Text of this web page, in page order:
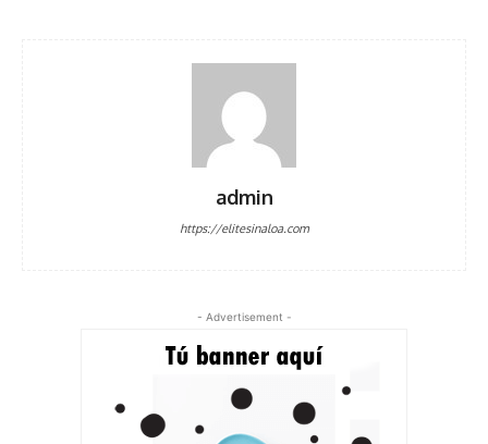
admin
https://elitesinaloa.com
- Advertisement -